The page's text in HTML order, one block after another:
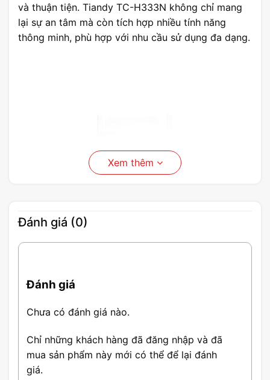
và thuận tiện. Tiandy TC-H333N không chỉ mang
lại sự an tâm mà còn tích hợp nhiều tính năng
thông minh, phù hợp với nhu cầu sử dụng đa dạng.
Thông Số Camera Wifi Tiandy
TC-H333N
Độ phân giải:3MP (2304 x 1296)
Xem thêm
Đánh giá (0)
Đánh giá
Chưa có đánh giá nào.
Chỉ những khách hàng đã đăng nhập và đã
mua sản phẩm này mới có thể để lại đánh
giá.